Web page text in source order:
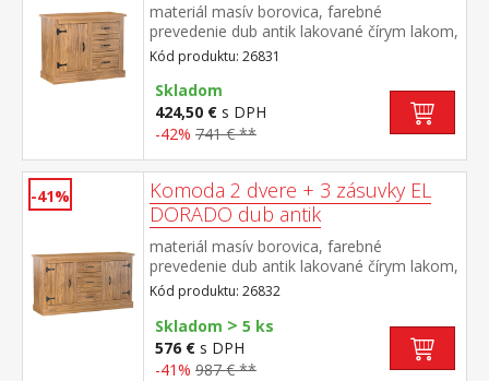
materiál masív borovica, farebné
prevedenie dub antik lakované čírym lakom,
vlis drevenej štruktúry 1 dvierka, 1 polica, 3
zásuvky súčasť zostavy EL DORADO
Kód produktu: 26831
Skladom
424,50 € s DPH
-42% 741 € **
-41%
Komoda 2 dvere + 3 zásuvky EL
DORADO dub antik
materiál masív borovica, farebné
prevedenie dub antik lakované čírym lakom,
vlis drevenej štruktúry 2 dvierka, 2 police, 3
zásuvky súčasť zostavy EL DORADO
Kód produktu: 26832
Skladom > 5 ks
576 € s DPH
-41% 987 € **